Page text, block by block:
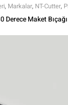
, Markalar, NT-Cutter,
Ürünler,Tüm Ürünler
Derece Maket Bıçağı